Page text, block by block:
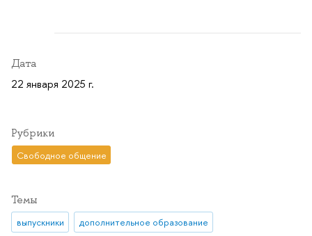
Дата
22 января 2025 г.
Рубрики
Свободное общение
Темы
выпускники дополнительное образование